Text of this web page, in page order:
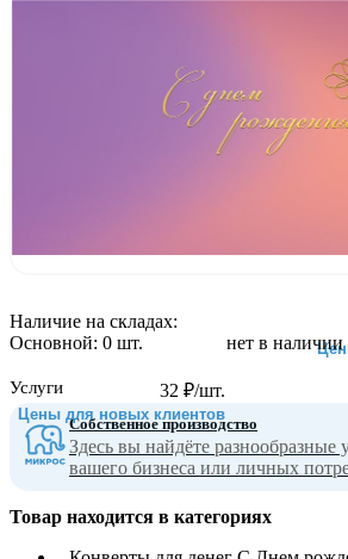
нет в наличии
32 ₽/шт.
Цены для новых клиентов
Наличие на складах:
Основной: 0 шт.
Услуги
Собственное производство
Здесь вы найдёте разнообразные
вашего бизнеса или личных
Товар находится в категориях